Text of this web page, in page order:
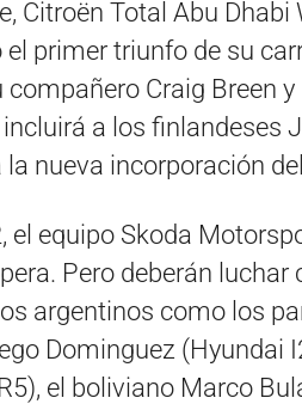
Citroën Total Abu Dhabi
primer triunfo de su
compañero Craig Breen
incluirá a los finlandeses
nueva incorporación
el equipo Skoda
Pero deberán
argentinos como los
Dominguez (Hyundai
el boliviano Marco